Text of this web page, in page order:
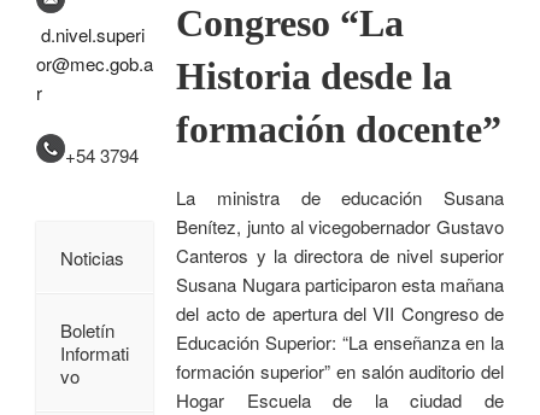
Congreso “La
Historia desde la
formación docente”
La ministra de educación Susana
Benítez, junto al vicegobernador Gustavo
Canteros y la directora de nivel superior
Susana Nugara participaron esta mañana
del acto de apertura del VII Congreso de
Educación Superior: “La enseñanza en la
formación superior” en salón auditorio del
Hogar Escuela de la ciudad de
d.nivel.superi
or@mec.gob.a
r
+54 3794
Noticias
Boletín
Informati
vo